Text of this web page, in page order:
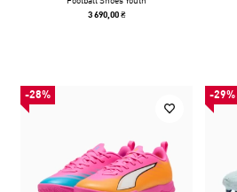
3 690,00 ₴
-28% -29%